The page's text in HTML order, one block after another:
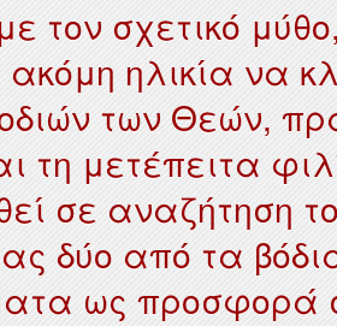
τον σχετικό
ακόμη ηλικία να
των Θεών,
τη μετέπειτα
σε αναζήτηση
δύο από τα
ως προσφορά